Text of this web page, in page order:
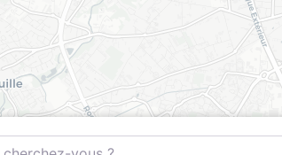
vous ?